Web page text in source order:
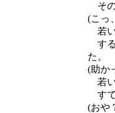
その
(こっ
若い
する
た。
(助か
若い
すで
(おや